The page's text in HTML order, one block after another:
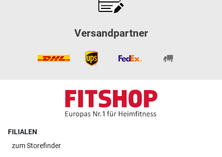
Versandpartner
FILIALEN
zumStorefinder